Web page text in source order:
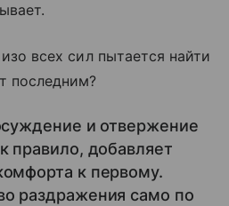
всех сил пытается найти
последним?
и отвержение
правило, добавляет
к первому.
раздражения само по